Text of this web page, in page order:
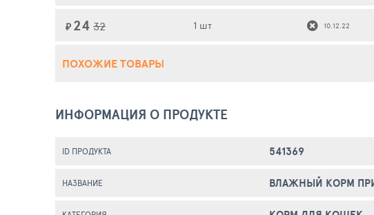
₽ 24 32 1 шт 10.12.22
ПОХОЖИЕ ТОВАРЫ
ИНФОРМАЦИЯ О ПРОДУКТЕ
ID ПРОДУКТА 541369
НАЗВАНИЕ ВЛАЖНЫЙ КОРМ